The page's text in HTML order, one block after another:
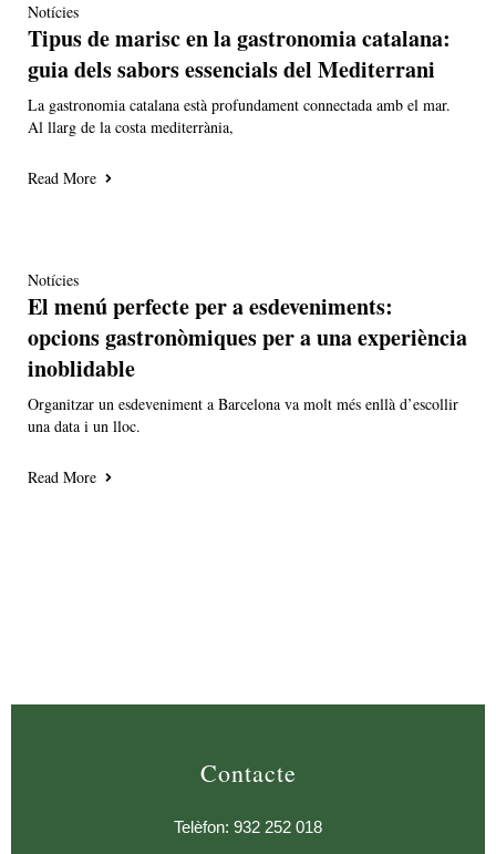
Notícies
Tipus de marisc en la gastronomia catalana:
guia dels sabors essencials del Mediterrani
La gastronomia catalana està profundament connectada amb el mar.
Al llarg de la costa mediterrània,
Read More
Notícies
El menú perfecte per a esdeveniments:
opcions gastronòmiques per a una experiència
inoblidable
Organitzar un esdeveniment a Barcelona va molt més enllà d’escollir
una data i un lloc.
Read More
Contacte
Telèfon: 932 252 018